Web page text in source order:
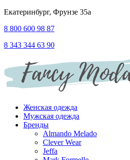
Екатеринбург, Фрунзе 35а
8 800 600 98 87
8 343 344 63 90
Женская одежда
Мужская одежда
Бренды
Almando Melado
Clever Wear
Jeffa